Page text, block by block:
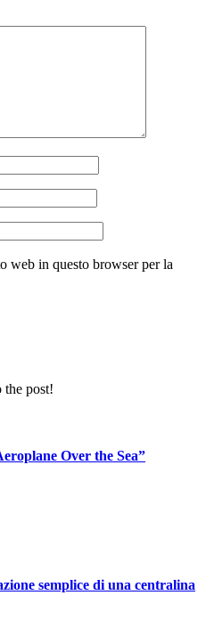
web in questo browser per la
the post!
Over the Sea”
semplice di una centralina